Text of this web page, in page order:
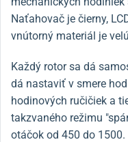
Naťahovač je čierny,
vnútorný materiál je
Každý rotor sa dá
dá nastaviť v smere
hodinových ručičiek a
takzvaného režimu
otáčok od 450 do